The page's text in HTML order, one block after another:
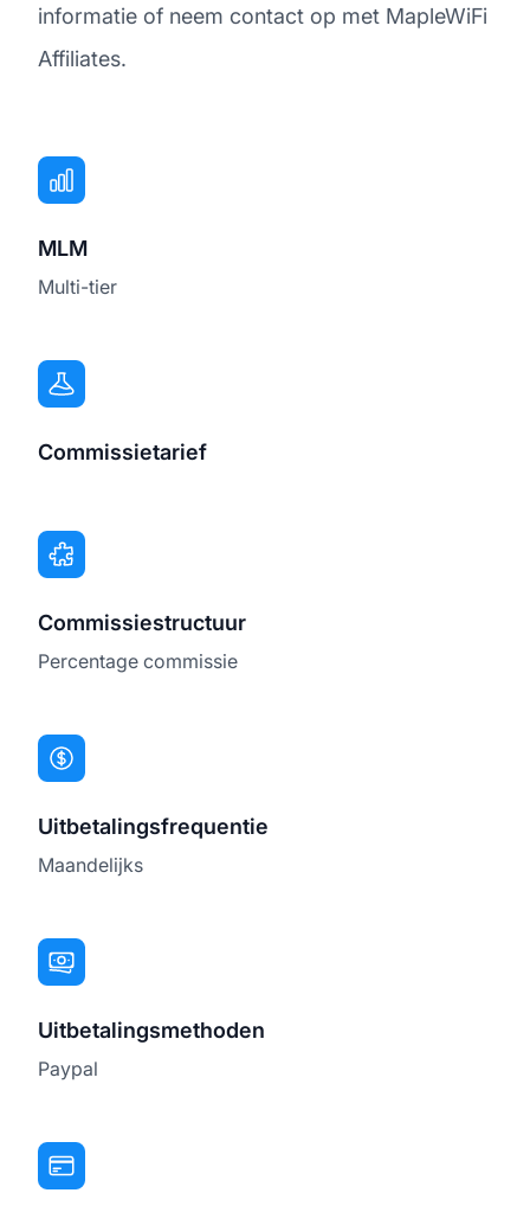
informatie of neem contact op met MapleWiFi
Affiliates.
MLM
Multi-tier
Commissietarief
Commissiestructuur
Percentage commissie
Uitbetalingsfrequentie
Maandelijks
Uitbetalingsmethoden
Paypal